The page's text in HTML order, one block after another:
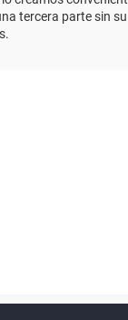
tercera parte sin